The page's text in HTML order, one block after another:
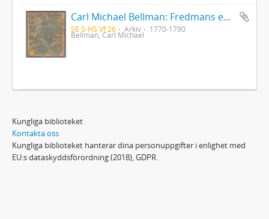
Carl Michael Bellman: Fredmans epistlar [Nechers ex.]. Ep. 1-50
SE S-HS Vf 26 Arkiv 1770-1790
Bellman, Carl Michael
Kungliga biblioteket
Kontakta oss
Kungliga biblioteket hanterar dina personuppgifter i enlighet med
EU:s dataskyddsförordning (2018), GDPR.